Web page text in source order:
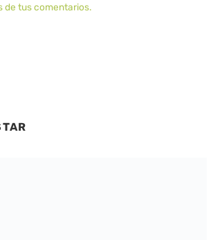
de tus comentarios.